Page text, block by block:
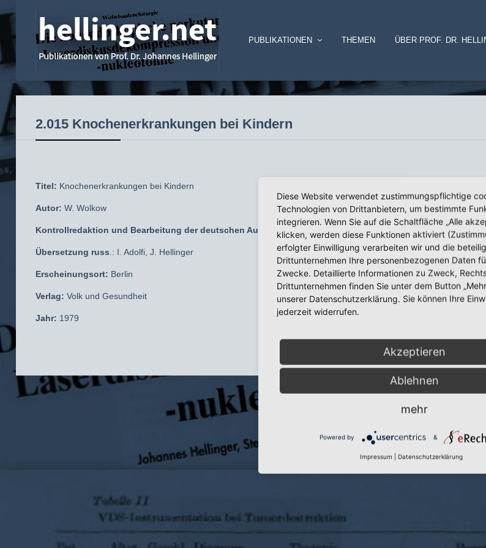
PUBLIKATIONEN THEMEN ÜBER PROF. DR.
2.015 Knochenerkrankungen bei Kindern
Titel: Knochenerkrankungen bei Kindern
Autor: W. Wolkow
Kontrollredaktion und Bearbeitung der deutschen Ausgabe: J. Hellinger
Übersetzung russ .: I. Adolfi, J. Hellinger
Erscheinungsort: Berlin
Verlag: Volk und Gesundheit
Jahr: 1979
Cookie-Einstellungen
Diese Website verwendet zustimmungspflichtige
Technologien von Drittanbietern, um bestimmte
integrieren. Wenn Sie auf die Schaltfläche „Alle
klicken, werden diese Funktionen aktiviert
erfolgter Einwilligung verarbeiten wir und die
Drittunternehmen Ihre personenbezogenen Daten
Zwecke. Detaillierte Informationen zu Zweck,
Drittunternehmen finden Sie unter dem Button
unserer Datenschutzerklärung. Sie können Ihre
jederzeit widerrufen.
Akzeptieren
Ablehnen
mehr
Powered by &
Impressum Datenschutzerklärung